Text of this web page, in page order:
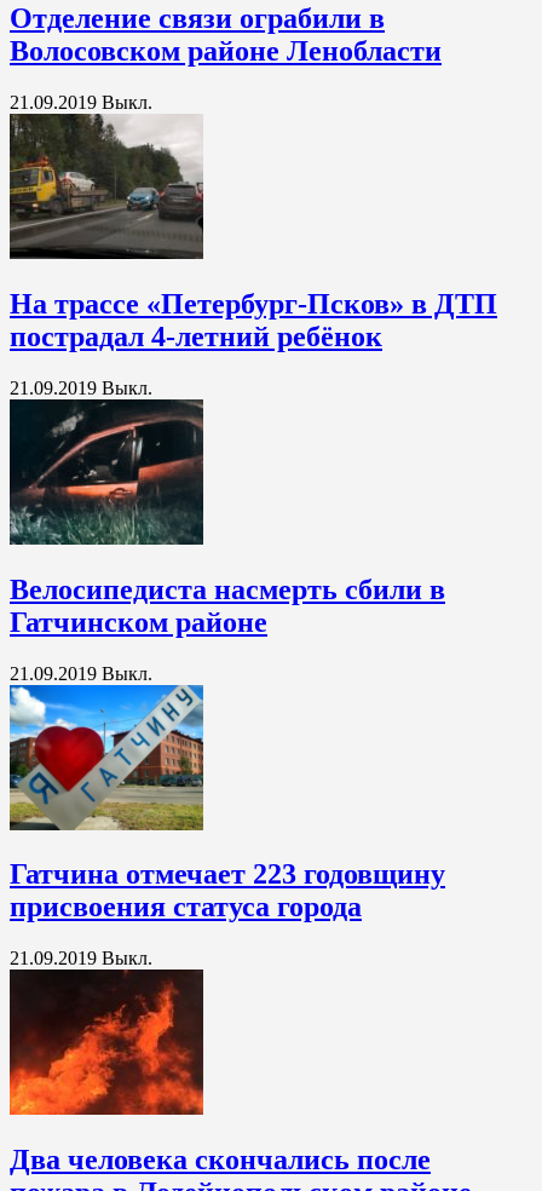
Отделение связи ограбили в
Волосовском районе Ленобласти
21.09.2019 Выкл.
На трассе «Петербург-Псков» в ДТП
пострадал 4-летний ребёнок
21.09.2019 Выкл.
Велосипедиста насмерть сбили в
Гатчинском районе
21.09.2019 Выкл.
Гатчина отмечает 223 годовщину
присвоения статуса города
21.09.2019 Выкл.
Два человека скончались после